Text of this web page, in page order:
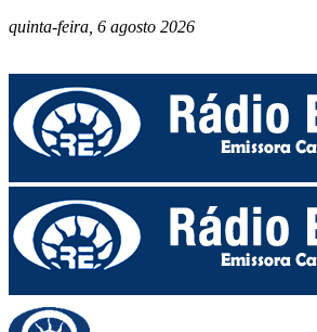
quinta-feira, 6 agosto 2026